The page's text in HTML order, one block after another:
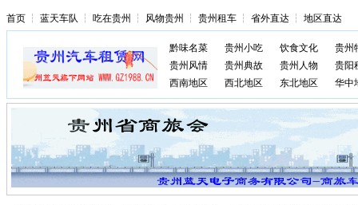
首页 ┆ 蓝天车队 ┆ 吃在贵州 ┆ 风物贵州 ┆ 贵州租车 ┆ 省外直达 ┆ 地区直达
黔味名菜 贵州小吃 饮食文化
贵州
贵州风情
贵州典故 贵州人物
贵阳
西南地区
西北地区 东北地区 华中